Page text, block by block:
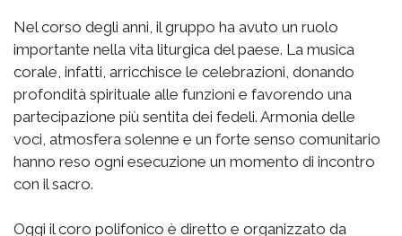
Nel corso degli anni, il gruppo ha avuto un ruolo
importante nella vita liturgica del paese. La musica
corale, infatti, arricchisce le celebrazioni, donando
profondità spirituale alle funzioni e favorendo una
partecipazione più sentita dei fedeli. Armonia delle
voci, atmosfera solenne e un forte senso comunitario
hanno reso ogni esecuzione un momento di incontro
con il sacro.
Oggi il coro polifonico è diretto e organizzato da